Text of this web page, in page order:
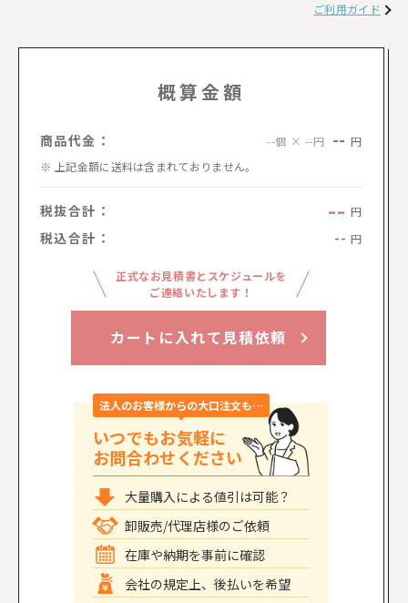
ご利用ガイド
概算金額
商品代金： --個 × --円 -- 円
上記金額に送料は含まれておりません。
税抜合計： -- 円
税込合計： -- 円
正式なお見積書とスケジュールを
ご連絡いたします！
カートに入れて見積依頼
法人のお客様からの大口注文も…
いつでもお気軽に
お問合わせください
大量購入による値引は可能？
卸販売/代理店様のご依頼
在庫や納期を事前に確認
会社の規定上、後払いを希望